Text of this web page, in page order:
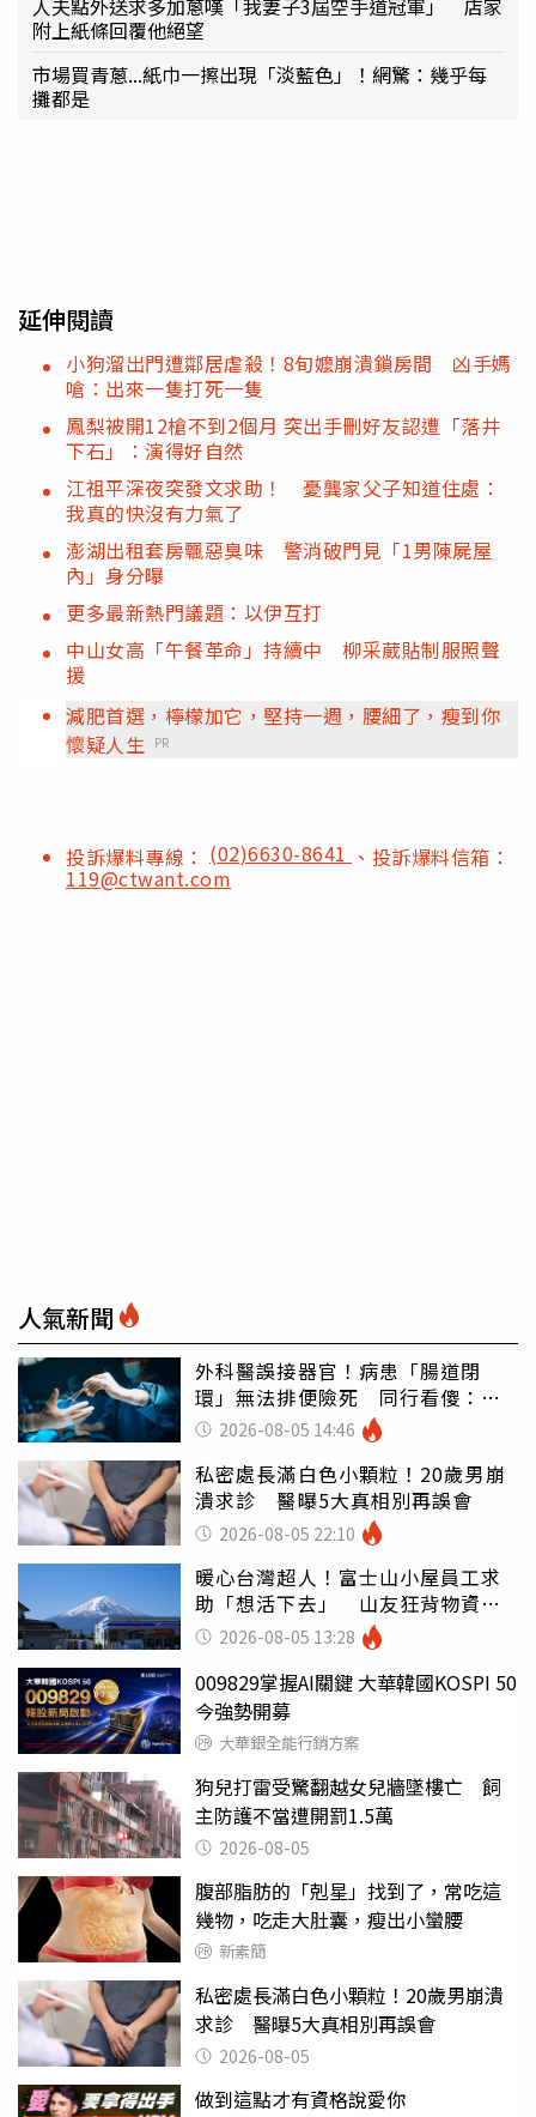
附上紙條回覆他絕望
市場買青蔥...紙巾一擦出現「淡藍色」！網驚：幾乎每
攤都是
延伸閱讀
小狗溜出門遭鄰居虐殺！8旬嬤崩潰鎖房間 凶手媽
嗆：出來一隻打死一隻
鳳梨被開12槍不到2個月 突出手刪好友認遭「落井
下石」：演得好自然
江祖平深夜突發文求助！ 憂龔家父子知道住處：
我真的快沒有力氣了
澎湖出租套房飄惡臭味 警消破門見「1男陳屍屋
內」身分曝
更多最新熱門議題：以伊互打
中山女高「午餐革命」持續中 柳采葳貼制服照聲
援
減肥首選，檸檬加它，堅持一週，腰細了，瘦到你
懷疑人生
PR
投訴爆料專線： (02)6630-8641 、投訴爆料信箱：
119@ctwant.com
人氣新聞
外科醫誤接器官！病患「腸道閉
環」無法排便險死 同行看傻：糟
糕至極
2026-08-05 14:46
私密處長滿白色小顆粒！20歲男崩
潰求診 醫曝5大真相別再誤會
2026-08-05 22:10
暖心台灣超人！富士山小屋員工求
助「想活下去」 山友狂背物資上
山：台灣真的是寶島
2026-08-05 13:28
009829掌握AI關鍵 大華韓國KOSPI 50
今強勢開募
大華銀全能行銷方案
狗兒打雷受驚翻越女兒牆墜樓亡 飼
主防護不當遭開罰1.5萬
2026-08-05
腹部脂肪的「剋星」找到了，常吃這
幾物，吃走大肚囊，瘦出小蠻腰
新素簡
私密處長滿白色小顆粒！20歲男崩潰
求診 醫曝5大真相別再誤會
2026-08-05
做到這點才有資格說愛你